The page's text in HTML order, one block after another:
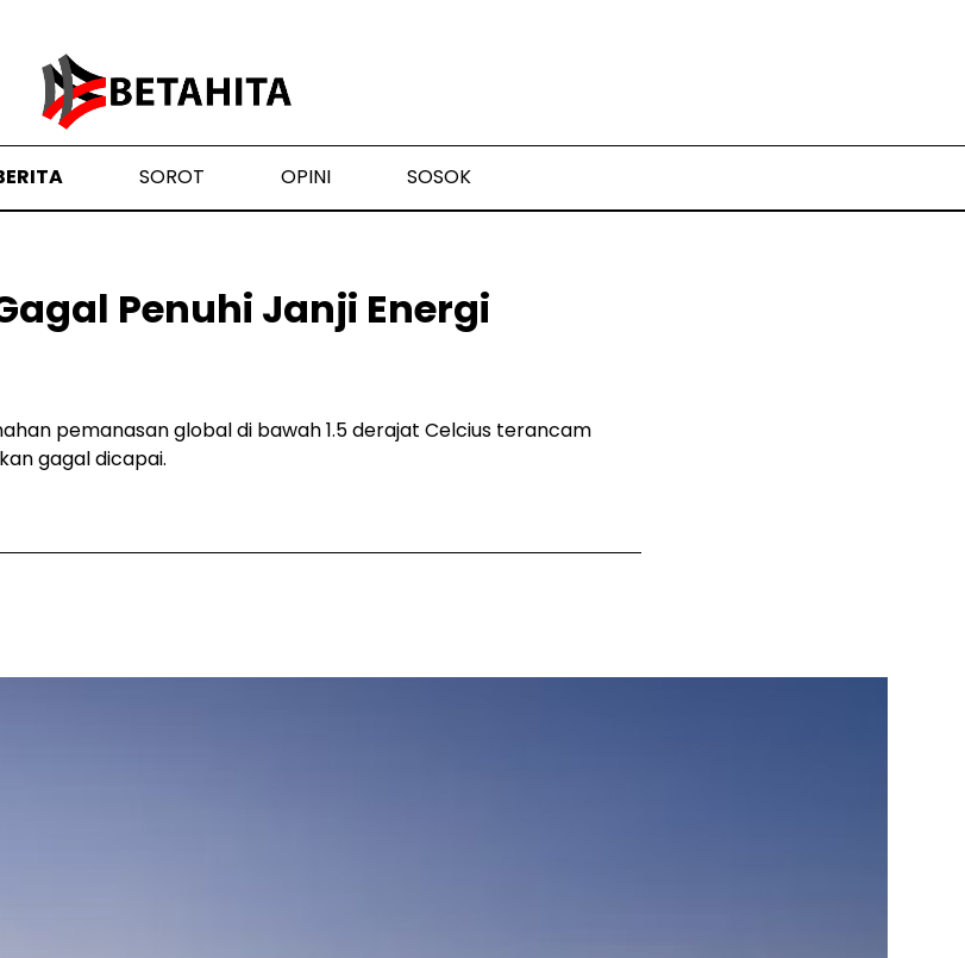
SOROT OPINI SOSOK
Penuhi Janji Energi
pemanasan global di bawah 1.5 derajat Celcius terancam
gagal dicapai.